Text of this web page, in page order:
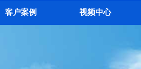
客户案例 视频中心